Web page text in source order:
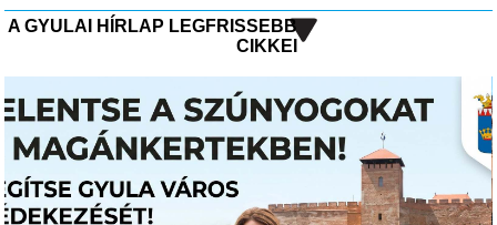
A GYULAI HÍRLAP LEGFRISSEBB
CIKKEI